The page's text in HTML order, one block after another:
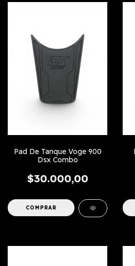
Pad De Tanque Voge 900
Dsx Combo
$30.000,00
COMPRAR